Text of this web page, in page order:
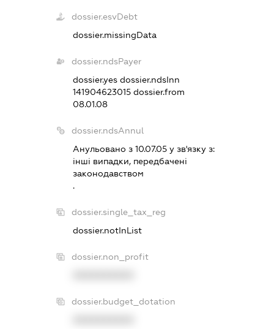
dossier.esvDebt
dossier.missingData
dossier.ndsPayer
dossier.yes dossier.ndsInn
141904623015 dossier.from
08.01.08
dossier.ndsAnnul
Анульовано з 10.07.05 у зв'язку з:
iншi випадки, передбаченi
законодавством
.
dossier.single_tax_reg
dossier.notInList
dossier.non_profit
dossier.budget_dotation